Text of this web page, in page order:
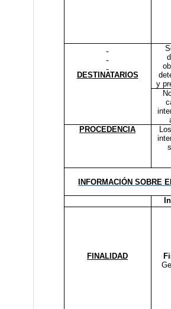
DESTINATARIOS
y
PROCEDENCIA
INFORMACIÓN SOBRE
FINALIDAD